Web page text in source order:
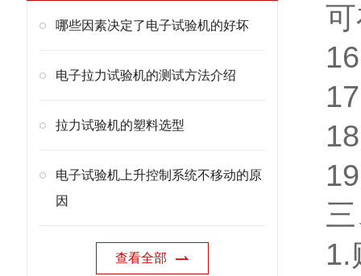
哪些因素决定了电子试验机的好坏
电子拉力试验机的测试方法介绍
拉力试验机的塑料选型
电子试验机上升控制系统不移动的原
因
查看全部
1.